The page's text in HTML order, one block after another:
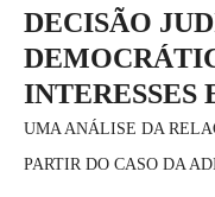
DECISÃO
INTERESSES
UMA ANÁLISE DA
PARTIR DO CASO DA